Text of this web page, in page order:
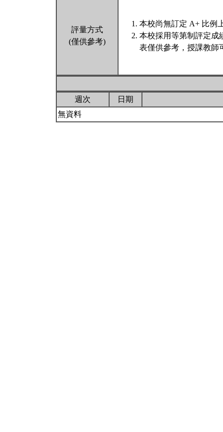
評量方式
(僅供參考)
本校尚無訂定 A+ 比例
本校採用等第制評定成
表僅供參考，授課教師
週次
日期
無資料